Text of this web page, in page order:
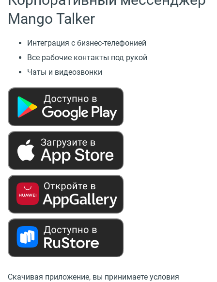
Mango Talker
Интеграция с бизнес-телефонией
Все рабочие контакты под рукой
Чаты и видеозвонки
Скачивая приложение, вы принимаете условия